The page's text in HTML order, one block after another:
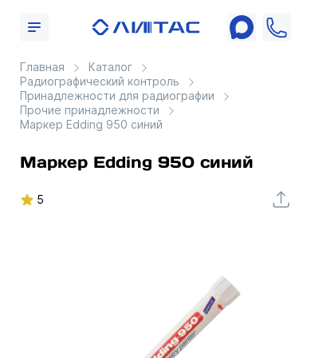
Главная
Каталог
Радиографический контроль
Принадлежности для радиографии
Прочие принадлежности
Маркер Edding 950 синий
Маркер Edding 950 синий
5